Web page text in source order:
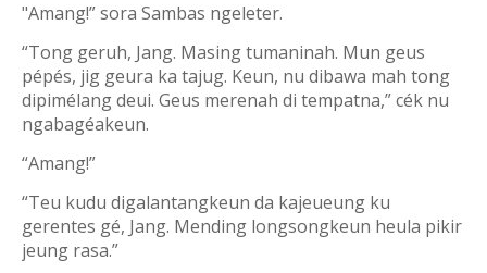
"Amang!” sora Sambas ngeleter.
“Tong geruh, Jang. Masing tumaninah. Mun geus
pépés, jig geura ka tajug. Keun, nu dibawa mah tong
dipimélang deui. Geus merenah di tempatna,” cék nu
ngabagéakeun.
“Amang!”
“Teu kudu digalantangkeun da kajeueung ku
gerentes gé, Jang. Mending longsongkeun heula pikir
jeung rasa.”